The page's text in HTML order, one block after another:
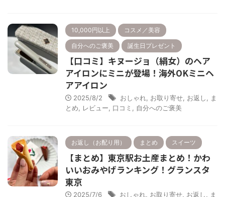
10,000円以上 コスメ／美容
自分へのご褒美 誕生日プレゼント
【口コミ】キヌージョ（絹女）のヘア
アイロンにミニが登場！海外OKミニヘ
アアイロン
2025/8/2 おしゃれ お取り寄せ お返し
ま
とめ
レビュー 口コミ 自分へのご褒美
お返し（お配り用） まとめ スイーツ
【まとめ】東京駅お土産まとめ！かわ
いいおみやげランキング！グランスタ
東京
2025/7/6 おしゃれ お取り寄せ お返し
ま